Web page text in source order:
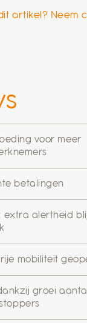
artikel? Neem
voor meer
betalingen
extra alertheid
mobiliteit
groei